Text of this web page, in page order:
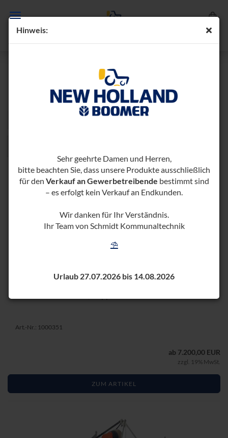
Hin­weis:
Sehr geehrte Damen und Herren,
bitte beachten Sie, dass unsere Produkte ausschließlich
für den Verkauf an Gewerbetreibende bestimmt sind
– es erfolgt kein Verkauf an Endkunden.
Wir danken für Ihr Verständnis.
Ihr Team von Schmidt Kommunaltechnik
⛱️
Urlaub 27.07.2026 bis 14.08.2026
SICHELMÄHER FRONT
Sortieren nach
Sortieren nach 96 pro Seite
pro Seite
SI­CHEL­MÄ­HER SIMF 120
Art.-Nr.: 1000351
ab 7.200,00 EUR
zzgl. 19% MwSt.
ZUM ARTIKEL